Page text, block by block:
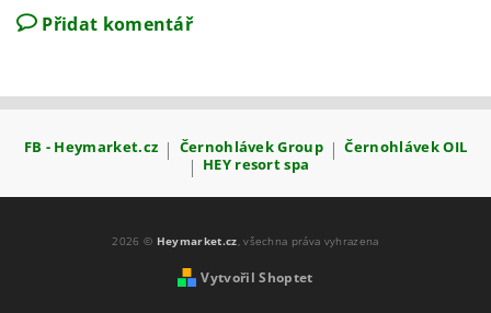
Přidat komentář
FB - Heymarket.cz | Černohlávek Group | Černohlávek OIL
| HEY resort spa
2026 © Heymarket.cz, všechna práva vyhrazena
Vytvořil Shoptet